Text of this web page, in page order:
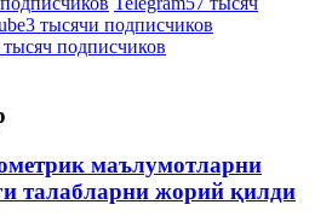
3 тысячи подписчиков
тысяч подписчиков
маълумотларни
талабларни жорий қилди